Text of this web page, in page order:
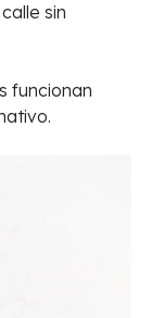
sin
funcionan